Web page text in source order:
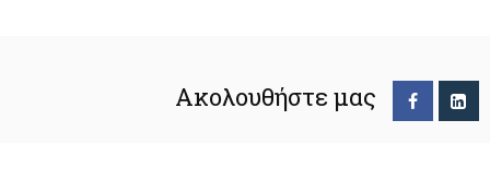
Ακολουθήστε μας